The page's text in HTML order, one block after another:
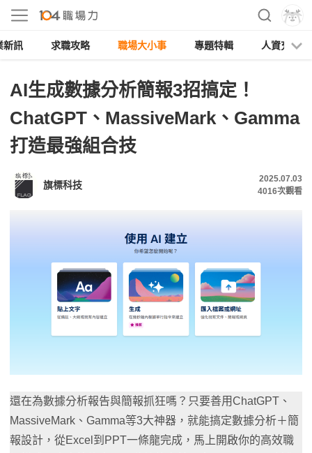
新訊 求職攻略 職場大小事 專題特輯 人資充電
AI生成數據分析簡報3招搞定！
ChatGPT、MassiveMark、Gamma
打造最強組合技
旗標科技
2025.07.03
4016次觀看
還在為數據分析報告與簡報抓狂嗎？只要善用ChatGPT、
MassiveMark、Gamma等3大神器，就能搞定數據分析＋簡
報設計，從Excel到PPT一條龍完成，馬上開啟你的高效職